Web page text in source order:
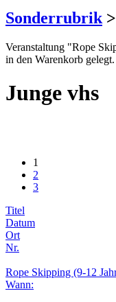
Sonderrubrik
Veranstaltung "Rope
in den Warenkorb gelegt.
Junge vhs
1
2
3
Titel
Datum
Ort
Nr.
Rope Skipping (9-12
Wann: